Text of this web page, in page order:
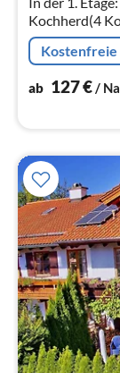
Kochherd(4
ab 127€/